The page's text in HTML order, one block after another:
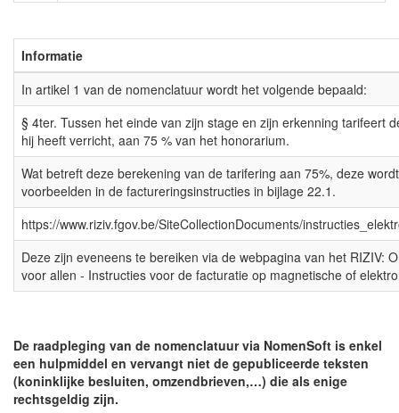
Informatie
In artikel 1 van de nomenclatuur wordt het volgende bepaald:
§ 4ter. Tussen het einde van zijn stage en zijn erkenning tarifeert
hij heeft verricht, aan 75 % van het honorarium.
Wat betreft deze berekening van de tarifering aan 75%, deze
voorbeelden in de factureringsinstructies in bijlage 22.1.
https://www.riziv.fgov.be/SiteCollectionDocuments/
Deze zijn eveneens te bereiken via de webpagina van het RIZIV:
voor allen - Instructies voor de facturatie op magnetische of
De raadpleging van de nomenclatuur via NomenSoft is enkel
een hulpmiddel en vervangt niet de gepubliceerde teksten
(koninklijke besluiten, omzendbrieven,…) die als enige
rechtsgeldig zijn.